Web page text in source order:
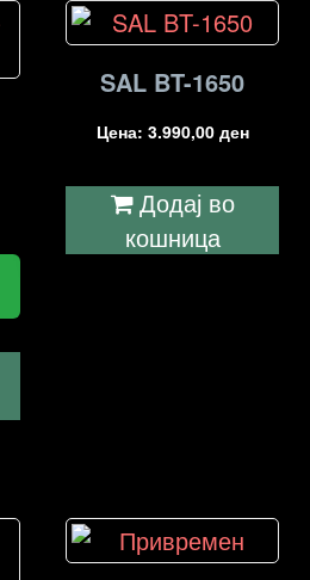
SAL BT-1650
Цена: 3.990,00 ден
Додај во
кошница